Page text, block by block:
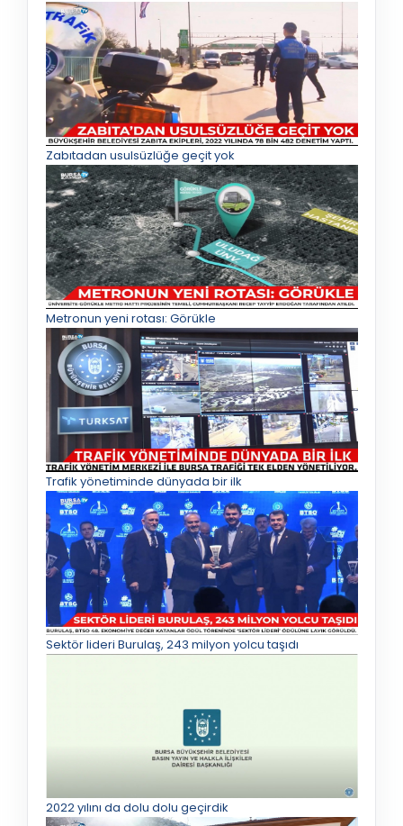
Zabıtadan usulsüzlüğe geçit yok
Metronun yeni rotası: Görükle
Trafik yönetiminde dünyada bir ilk
Sektör lideri Burulaş, 243 milyon yolcu taşıdı
2022 yılını da dolu dolu geçirdik